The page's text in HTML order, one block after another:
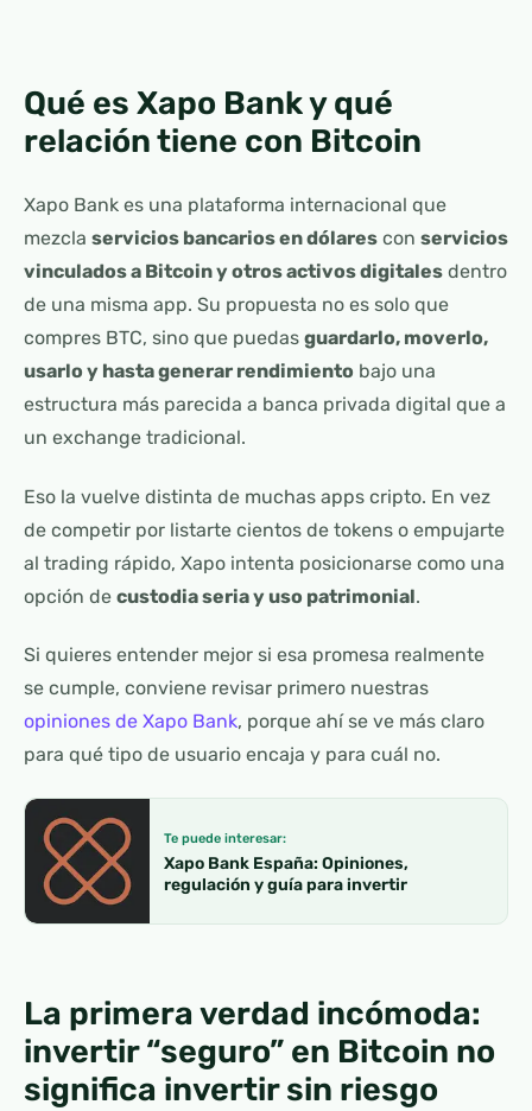
Qué es Xapo Bank y qué
relación tiene con Bitcoin
Xapo Bank es una plataforma internacional que
mezcla servicios bancarios en dólares con servicios
vinculados a Bitcoin y otros activos digitales dentro
de una misma app. Su propuesta no es solo que
compres BTC, sino que puedas guardarlo, moverlo,
usarlo y hasta generar rendimiento bajo una
estructura más parecida a banca privada digital que a
un exchange tradicional.
Eso la vuelve distinta de muchas apps cripto. En vez
de competir por listarte cientos de tokens o empujarte
al trading rápido, Xapo intenta posicionarse como una
opción de custodia seria y uso patrimonial.
Si quieres entender mejor si esa promesa realmente
se cumple, conviene revisar primero nuestras
opiniones de Xapo Bank, porque ahí se ve más claro
para qué tipo de usuario encaja y para cuál no.
Te puede interesar:
Xapo Bank España: Opiniones,
regulación y guía para invertir
La primera verdad incómoda:
invertir “seguro” en Bitcoin no
significa invertir sin riesgo